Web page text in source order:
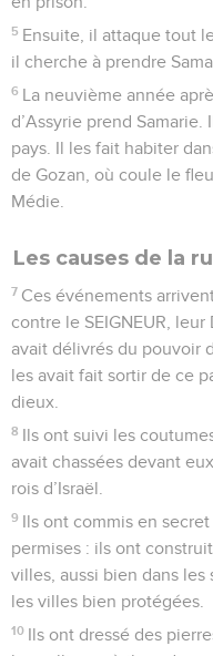
5 Ensuite, il attaque tout
il cherche à prendre
6 La neuvième année
d’Assyrie prend
pays. Il les fait habiter
de Gozan, où coule le
Médie.
Les causes de la
7 Ces événements
contre le SEIGNEUR,
avait délivrés du pouvoir
les avait fait sortir de ce
dieux.
8 Ils ont suivi les
avait chassées devant
rois d’Israël.
9 Ils ont commis en
permises : ils ont
villes, aussi bien dans les
les villes bien protégées.
10 Ils ont dressé des